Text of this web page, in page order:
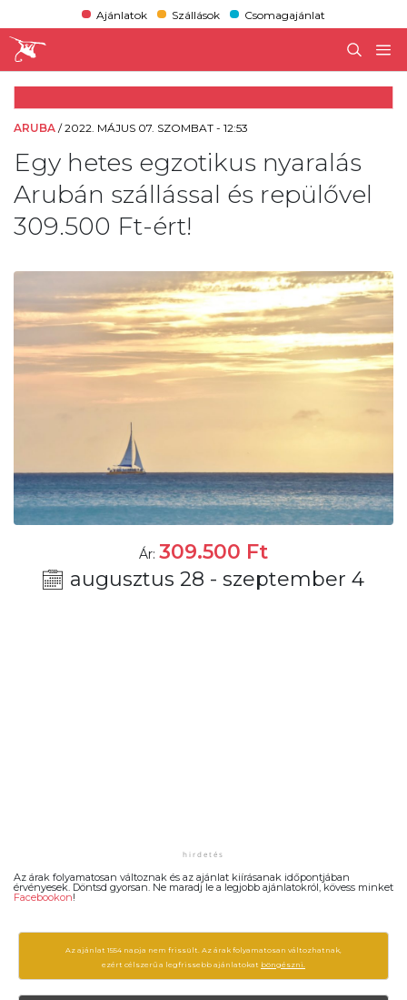
Ajánlatok Szállások Csomagajánlat
ARUBA /2022. MÁJUS 07. SZOMBAT - 12:53
Egy hetes egzotikus nyaralás
Arubán szállással és repülővel
309.500 Ft-ért!
Ár: 309.500 Ft
augusztus 28 - szeptember 4
Az árak folyamatosan változnak és az ajánlat kiírásanak időpontjában
érvényesek. Döntsd gyorsan. Ne maradj le a legjobb ajánlatokról, kövess minket
Facebookon!
Az ajánlat 1554 napja nem frissült. Az árak folyamatosan változhatnak,
ezért célszerű a legfrissebb ajánlatokat böngészni.